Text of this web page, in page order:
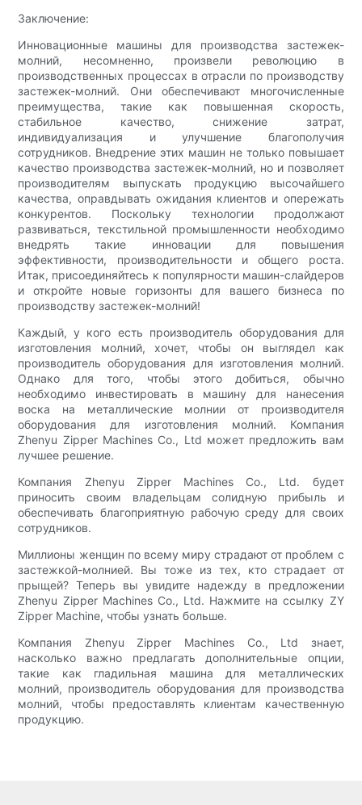
Заключение:
Инновационные машины для производства застежек-
молний, несомненно, произвели революцию в
производственных процессах в отрасли по производству
застежек-молний. Они обеспечивают многочисленные
преимущества, такие как повышенная скорость,
стабильное качество, снижение затрат,
индивидуализация и улучшение благополучия
сотрудников. Внедрение этих машин не только повышает
качество производства застежек-молний, но и позволяет
производителям выпускать продукцию высочайшего
качества, оправдывать ожидания клиентов и опережать
конкурентов. Поскольку технологии продолжают
развиваться, текстильной промышленности необходимо
внедрять такие инновации для повышения
эффективности, производительности и общего роста.
Итак, присоединяйтесь к популярности машин-слайдеров
и откройте новые горизонты для вашего бизнеса по
производству застежек-молний!
Каждый, у кого есть производитель оборудования для
изготовления молний, хочет, чтобы он выглядел как
производитель оборудования для изготовления молний.
Однако для того, чтобы этого добиться, обычно
необходимо инвестировать в машину для нанесения
воска на металлические молнии от производителя
оборудования для изготовления молний. Компания
Zhenyu Zipper Machines Co., Ltd может предложить вам
лучшее решение.
Компания Zhenyu Zipper Machines Co., Ltd. будет
приносить своим владельцам солидную прибыль и
обеспечивать благоприятную рабочую среду для своих
сотрудников.
Миллионы женщин по всему миру страдают от проблем с
застежкой-молнией. Вы тоже из тех, кто страдает от
прыщей? Теперь вы увидите надежду в предложении
Zhenyu Zipper Machines Co., Ltd. Нажмите на ссылку ZY
Zipper Machine, чтобы узнать больше.
Компания Zhenyu Zipper Machines Co., Ltd знает,
насколько важно предлагать дополнительные опции,
такие как гладильная машина для металлических
молний, производитель оборудования для производства
молний, чтобы предоставлять клиентам качественную
продукцию.